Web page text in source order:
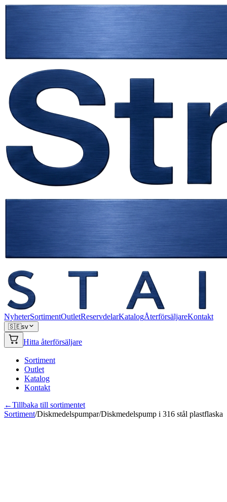
NyheterSortimentOutletReservdelarKatalogÅterförsäljareKontakt
🇸🇪sv
Hitta återförsäljare
Sortiment
Outlet
Katalog
Kontakt
←Tillbaka till sortimentet
Sortiment/Diskmedelspumpar/Diskmedelspump i 316 stål plastflaska